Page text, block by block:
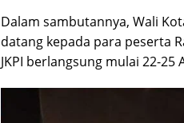
Dalam sambutannya, Wali
datang kepada para peserta
JKPI berlangsung mulai 22-25